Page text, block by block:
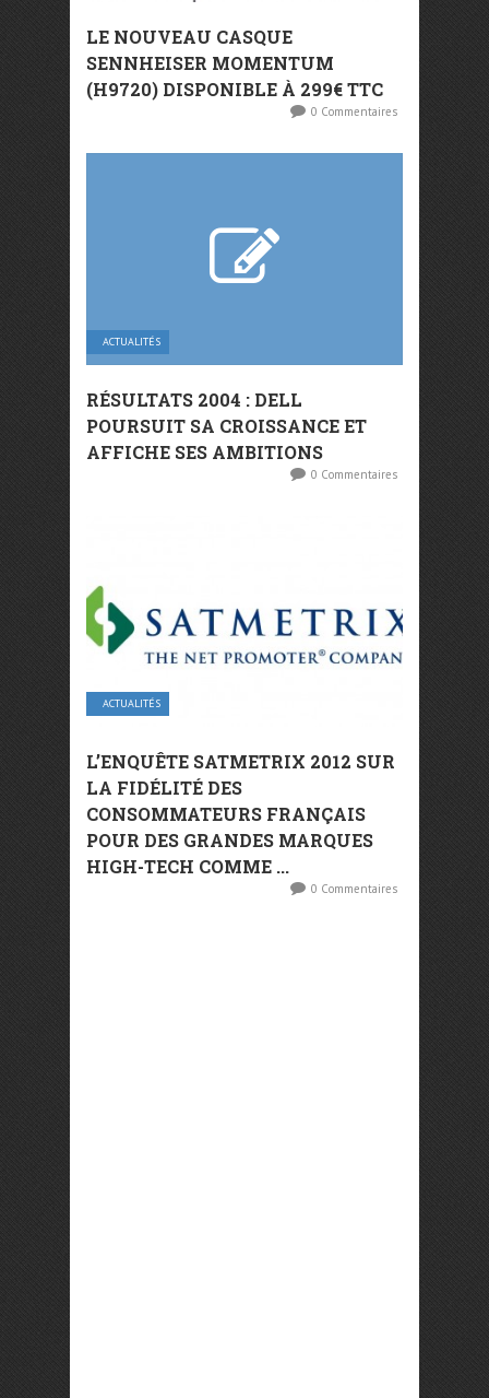
LE NOUVEAU CASQUE
SENNHEISER MOMENTUM
(H9720) DISPONIBLE À 299€ TTC
0 Commentaires
ACTUALITÉS
RÉSULTATS 2004 : DELL
POURSUIT SA CROISSANCE ET
AFFICHE SES AMBITIONS
0 Commentaires
ACTUALITÉS
L’ENQUÊTE SATMETRIX 2012 SUR
LA FIDÉLITÉ DES
CONSOMMATEURS FRANÇAIS
POUR DES GRANDES MARQUES
HIGH-TECH COMME ...
0 Commentaires